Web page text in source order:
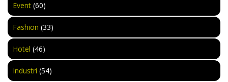
Event (60)
Fashion (33)
Hotel (46)
Industri (54)